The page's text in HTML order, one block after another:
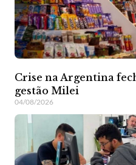
Crise na Argentina
gestão Milei
04/08/2026